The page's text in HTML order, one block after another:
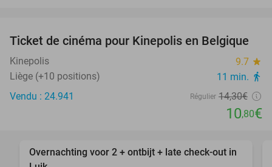
24%
OUT
Ticket de cinéma pour Kinepolis en Belgique
Kinepolis 9.7 star
Liège (+10 positions) 11 min. directions_walk
Vendu : 24.941 Régulier 14,30€
10,80€
37%
favorite_border
Overnachting voor 2 + ontbijt + late check-out in